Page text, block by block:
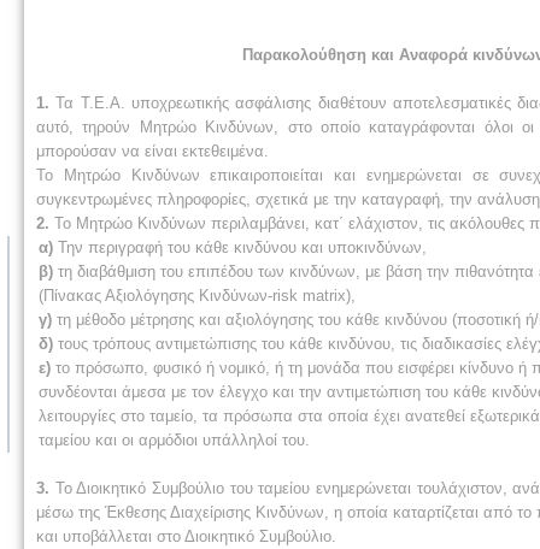
Παρακολούθηση και Αναφορά
1.Τα Τ.Ε.Α. υποχρεωτικής ασφάλισης διαθέτουν αποτελεσματικές
αυτό, τηρούν Μητρώο Κινδύνων, στο οποίο καταγράφονται όλοι
μπορούσαν να είναι εκτεθειμένα.
Το Μητρώο Κινδύνων επικαιροποιείται και ενημερώνεται σε
συγκεντρωμένες πληροφορίες, σχετικά με την καταγραφή, την
2. Το Μητρώο Κινδύνων περιλαμβάνει, κατ΄ ελάχιστον, τις ακόλουθες
α) Την περιγραφή του κάθε κινδύνου και υποκινδύνων,
β) τη διαβάθμιση του επιπέδου των κινδύνων, με βάση την πιθανότητα
(Πίνακας Αξιολόγησης Κινδύνων-risk matrix),
γ) τη μέθοδο μέτρησης και αξιολόγησης του κάθε κινδύνου (ποσοτική ή/
δ) τους τρόπους αντιμετώπισης του κάθε κινδύνου, τις διαδικασίες
ε) το πρόσωπο, φυσικό ή νομικό, ή τη μονάδα που εισφέρει κίνδυνο ή
συνδέονται άμεσα με τον έλεγχο και την αντιμετώπιση του κάθε
λειτουργίες στο ταμείο, τα πρόσωπα στα οποία έχει ανατεθεί
ταμείου και οι αρμόδιοι υπάλληλοί του.
3. Το Διοικητικό Συμβούλιο του ταμείου ενημερώνεται τουλάχιστον,
μέσω της Έκθεσης Διαχείρισης Κινδύνων, η οποία καταρτίζεται από
και υποβάλλεται στο Διοικητικό Συμβούλιο.